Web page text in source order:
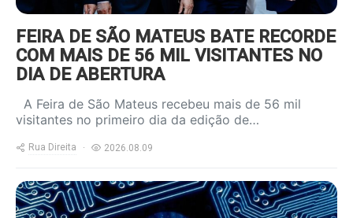
FEIRA DE SÃO MATEUS BATE RECORDE
COM MAIS DE 56 MIL VISITANTES NO
DIA DE ABERTURA
A Feira de São Mateus recebeu mais de 56 mil
visitantes no primeiro dia da edição de…
Rua Direita 2026.08.09
https://www.ruadireita.pt/wp-
content/uploads/2022/05/cybersecurity-